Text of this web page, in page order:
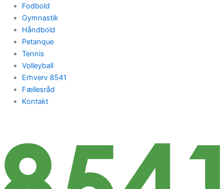
Fodbold
Gymnastik
Håndbold
Petanque
Tennis
Volleyball
Erhverv 8541
Fællesråd
Kontakt